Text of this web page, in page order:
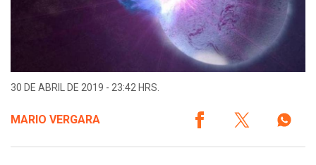
30 DE ABRIL DE 2019 - 23:42 HRS.
MARIO VERGARA